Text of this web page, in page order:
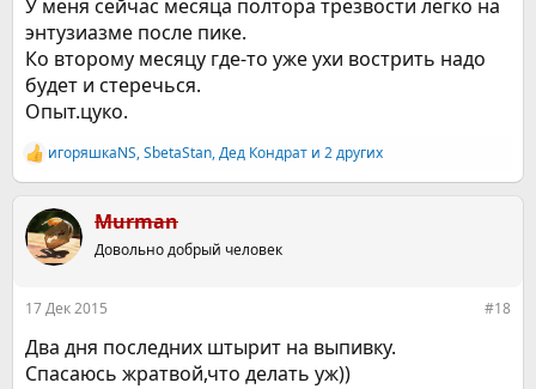
У меня сейчас месяца полтора трезвости легко на
энтузиазме после пике.
Ко второму месяцу где-то уже ухи вострить надо
будет и стеречься.
Опыт.цуко.
Р
е
к
ц
и
игоряшкаNS,SbetaStan,Дед Кондрат и 2 других
Murman
Довольно добрый человек
17 Дек 2015 #18
Два дня последних штырит на выпивку.
Спасаюсь жратвой,что делать уж))